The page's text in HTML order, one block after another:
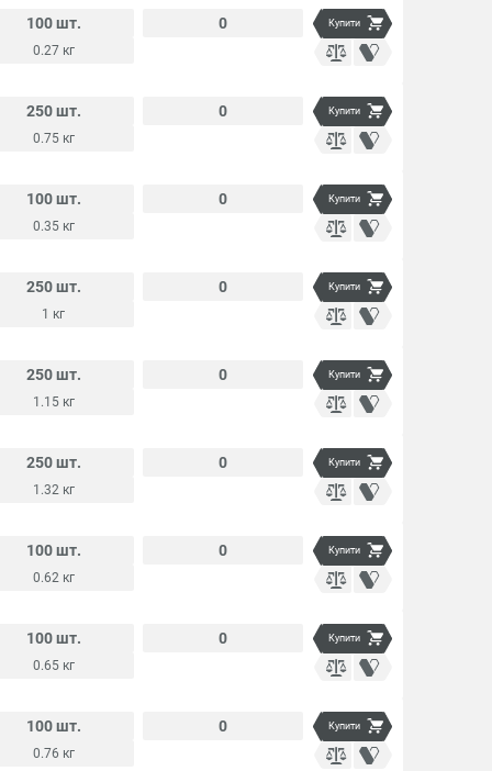
100 шт.
0.27 кг
0 Купити
250 шт.
0.75 кг
0 Купити
100 шт.
0.35 кг
0 Купити
250 шт.
1 кг
0 Купити
250 шт.
1.15 кг
0 Купити
250 шт.
1.32 кг
0 Купити
100 шт.
0.62 кг
0 Купити
100 шт.
0.65 кг
0 Купити
100 шт.
0.76 кг
0 Купити